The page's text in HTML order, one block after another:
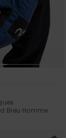
Bleu Homme